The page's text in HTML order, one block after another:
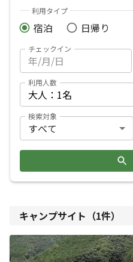
利用タイプ
宿泊 日帰り
チェックイン
利用人数
検索対象
キャンプサイト（1件）